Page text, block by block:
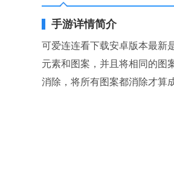
手游详情简介
可爱连连看下载安卓版本最新
元素和图案，并且将相同的图
消除，将所有图案都消除才算